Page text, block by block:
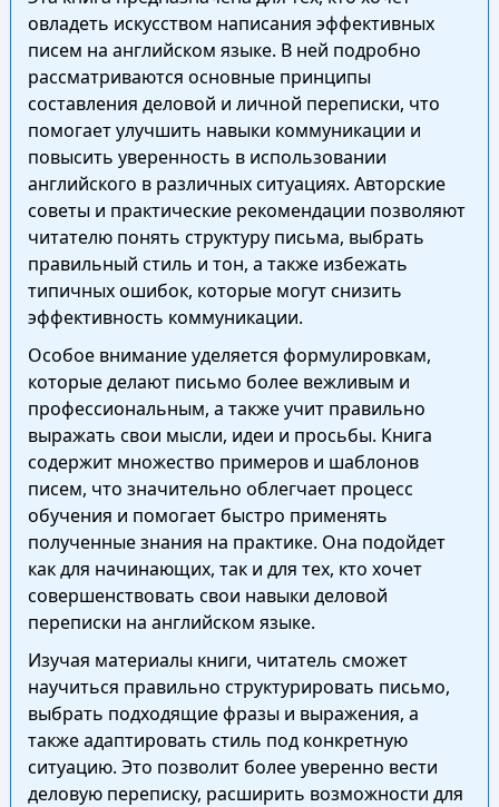
овладеть искусством написания эффективных
писем на английском языке. В ней подробно
рассматриваются основные принципы
составления деловой и личной переписки, что
помогает улучшить навыки коммуникации и
повысить уверенность в использовании
английского в различных ситуациях. Авторские
советы и практические рекомендации позволяют
читателю понять структуру письма, выбрать
правильный стиль и тон, а также избежать
типичных ошибок, которые могут снизить
эффективность коммуникации.
Особое внимание уделяется формулировкам,
которые делают письмо более вежливым и
профессиональным, а также учит правильно
выражать свои мысли, идеи и просьбы. Книга
содержит множество примеров и шаблонов
писем, что значительно облегчает процесс
обучения и помогает быстро применять
полученные знания на практике. Она подойдет
как для начинающих, так и для тех, кто хочет
совершенствовать свои навыки деловой
переписки на английском языке.
Изучая материалы книги, читатель сможет
научиться правильно структурировать письмо,
выбрать подходящие фразы и выражения, а
также адаптировать стиль под конкретную
ситуацию. Это позволит более уверенно вести
деловую переписку, расширить возможности для